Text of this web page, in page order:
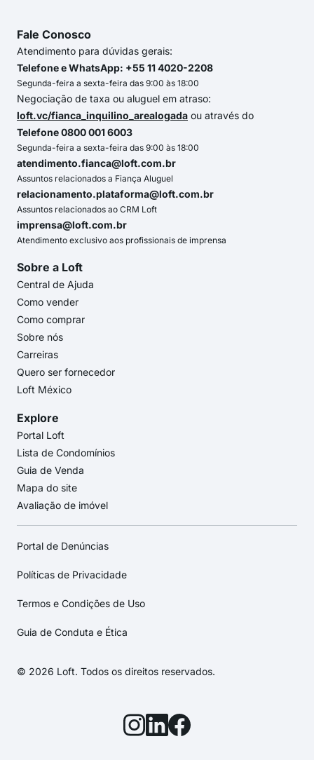
Fale Conosco
Atendimento para dúvidas gerais:
Telefone e WhatsApp: +55 11 4020-2208
Segunda-feira a sexta-feira das 9:00 às 18:00
Negociação de taxa ou aluguel em atraso:
loft.vc/fianca_inquilino_arealogada ou através do
Telefone 0800 001 6003
Segunda-feira a sexta-feira das 9:00 às 18:00
atendimento.fianca@loft.com.br
Assuntos relacionados a Fiança Aluguel
relacionamento.plataforma@loft.com.br
Assuntos relacionados ao CRM Loft
imprensa@loft.com.br
Atendimento exclusivo aos profissionais de imprensa
Sobre a Loft
Central de Ajuda
Como vender
Como comprar
Sobre nós
Carreiras
Quero ser fornecedor
Loft México
Explore
Portal Loft
Lista de Condomínios
Guia de Venda
Mapa do site
Avaliação de imóvel
Portal de Denúncias
Políticas de Privacidade
Termos e Condições de Uso
Guia de Conduta e Ética
© 2026 Loft. Todos os direitos reservados.